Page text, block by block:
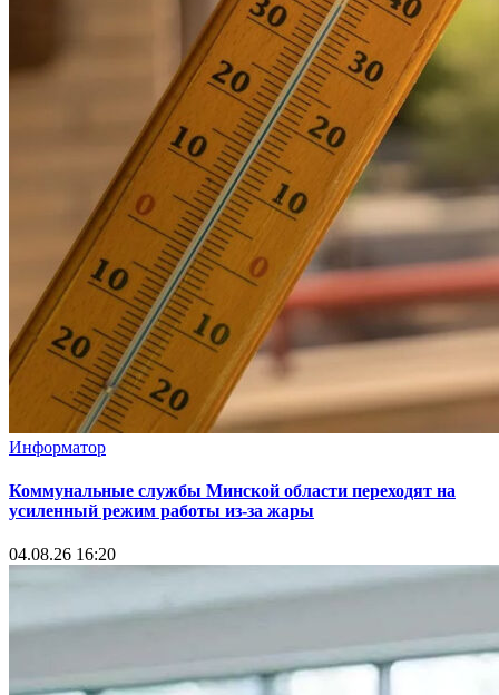
Информатор
Коммунальные службы Минской области переходят на
усиленный режим работы из-за жары
04.08.26 16:20